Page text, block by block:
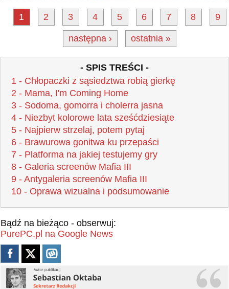
1 2 3 4 5 6 7 8 9
następna › ostatnia »
- SPIS TREŚCI -
1 - Chłopaczki z sąsiedztwa robią gierkę
2 - Mama, I'm Coming Home
3 - Sodoma, gomorra i cholerra jasna
4 - Niezbyt kolorowe lata sześćdziesiąte
5 - Najpierw strzelaj, potem pytaj
6 - Brawurowa gonitwa ku przepaści
7 - Platforma na jakiej testujemy gry
8 - Galeria screenów Mafia III
9 - Antygaleria screenów Mafia III
10 - Oprawa wizualna i podsumowanie
Bądź na bieżąco - obserwuj:
PurePC.pl na Google News